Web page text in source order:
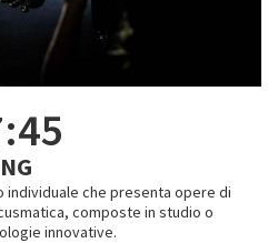
che presenta opere di
composte in studio o
innovative.